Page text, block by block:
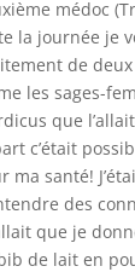
médoc
la journée je
de
les sages-
que
c’était
ma santé!
des
que je
de lait en